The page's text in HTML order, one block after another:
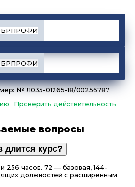
№ Л035-01265-18/00256787
Проверить действительность
вопросы
длится курс?
256 часов. 72 — базовая, 144-
должностей с расширенным